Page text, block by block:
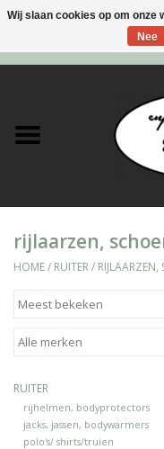
Stal en meer
Ruiter
Super Sales deals
rijlaarzen,
HOME/ RUITER/
RUITER
rijhelmen, bodyprotectors
jacks, jassen, bodywarmers
polo's/ shirts/truien
Wij slaan cookies op om onze
Nee